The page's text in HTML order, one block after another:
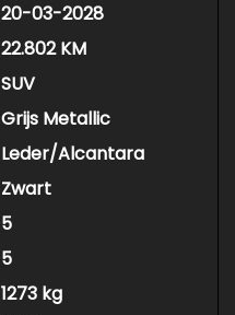
20-03-2028
22.802 KM
SUV
Grijs Metallic
Leder/Alcantara
Zwart
5
5
1273 kg